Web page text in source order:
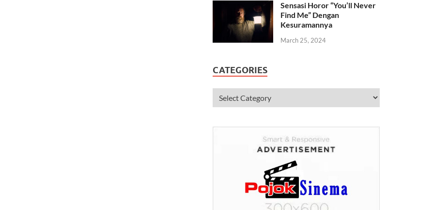
Sensasi Horor “You’ll Never
Find Me” Dengan
Kesuramannya
March 25, 2024
CATEGORIES